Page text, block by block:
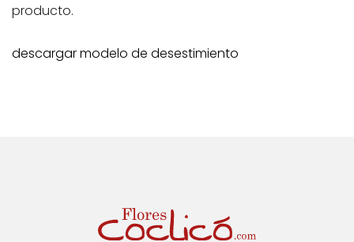
producto.
descargar modelo de desestimiento